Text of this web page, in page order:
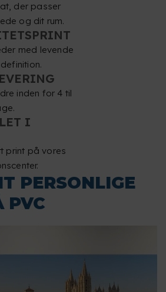
der passer
og dit rum.
med levende
inden for 4 til
I
print på vores
PERSONLIGE
PVC